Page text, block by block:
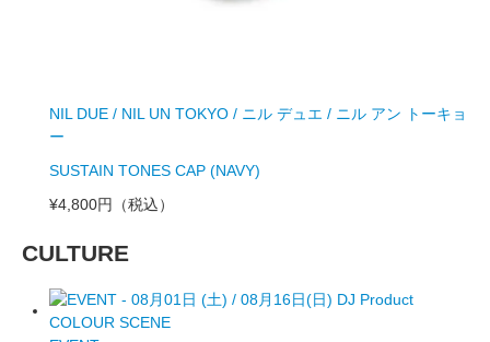
NIL DUE / NIL UN TOKYO / ニル デュエ / ニル アン トーキョ
ー
SUSTAIN TONES CAP (NAVY)
¥4,800円
（税込）
CULTURE